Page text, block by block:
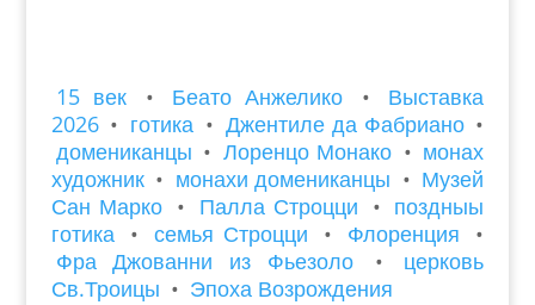
15 век • Беато Анжелико •
Выставка
2026 • готика • Джентиле да Фабриано •
домениканцы • Лоренцо Монако • монах
художник • монахи домениканцы • Музей
Сан Марко • Палла Строцци • поздныы
готика
• семья Строцци • Флоренция
•
Фра Джованни из Фьезоло
•
церковь
Св.Троицы • Эпоха Возрождения